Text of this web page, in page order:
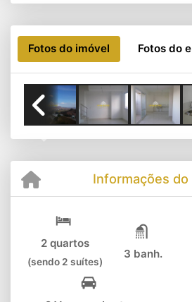
Fotos do imóvel Fotos do
Informações do
2 quartos
(sendo 2 suítes)
3 banh.